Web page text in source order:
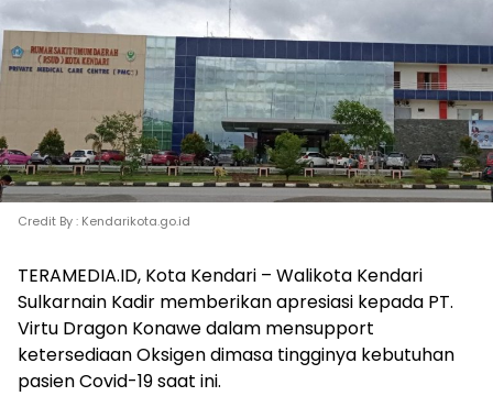
Credit By : Kendarikota.go.id
TERAMEDIA.ID, Kota Kendari – Walikota Kendari
Sulkarnain Kadir memberikan apresiasi kepada PT.
Virtu Dragon Konawe dalam mensupport
ketersediaan Oksigen dimasa tingginya kebutuhan
pasien Covid-19 saat ini.